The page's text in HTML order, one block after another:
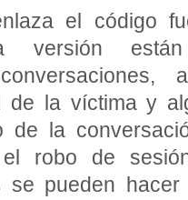
el código
versión están
de la víctima y
de la
el robo de
se pueden